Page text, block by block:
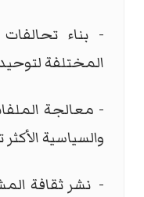
- بناء
المختلفة
- معالجة
والسياسية
- نشر ثقافة